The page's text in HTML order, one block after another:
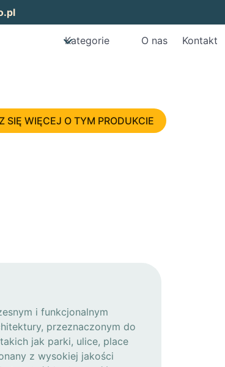
Kategorie O nas Kontakt
SIĘ WIĘCEJ O TYM PRODUKCIE
i funkcjonalnym
przeznaczonym do
jak parki, ulice, place
z wysokiej jakości